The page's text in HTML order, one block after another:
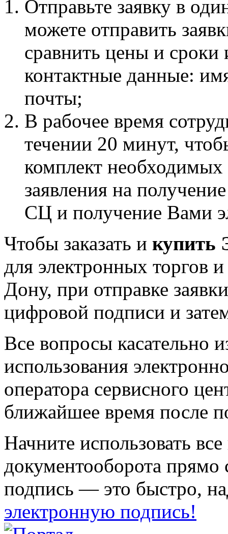
Отправьте заявку в
можете отправить
сравнить цены и сроки
контактные данные:
почты;
В рабочее время
течении 20 минут,
комплект
заявления на
СЦ и получение Вами
Чтобы заказать и купить
для электронных торгов
Дону, при отправке
цифровой подписи и
Все вопросы касательно
использования
оператора сервисного
ближайшее время после
Начните использовать
документооборота прямо
подпись — это быстро,
электронную подпись!